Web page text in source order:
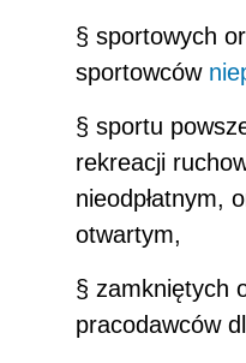
§ sportowych
sportowców
§ sportu
rekreacji
nieodpłatnym,
otwartym,
§ zamkniętych
pracodawców